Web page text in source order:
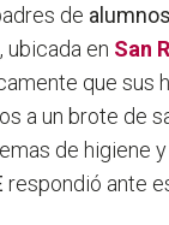
de alumnos
, ubicada en San
que sus
a un brote de
de higiene
respondió ante